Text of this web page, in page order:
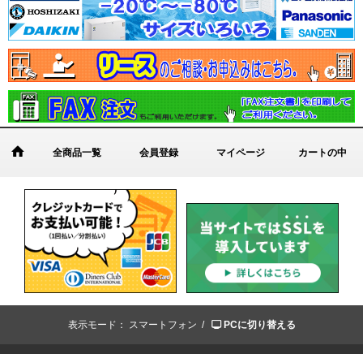
全商品一覧 会員登録 マイページ カートの中
表示モード： スマートフォン / PCに切り替える